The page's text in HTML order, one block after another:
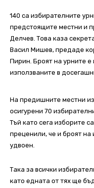
140 са избирателните
предстоящите местни и
Делчев. Това каза
Васил Мишев, предаде
Пирин. Броят на урните е
използваните в
На предишните местни
осигурени 70
Тъй като сега изборите
преценили, че и броят
удвоен.
Така за всички
като едната от тях ще